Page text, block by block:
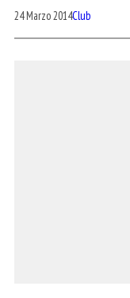
24 Marzo 2014Club